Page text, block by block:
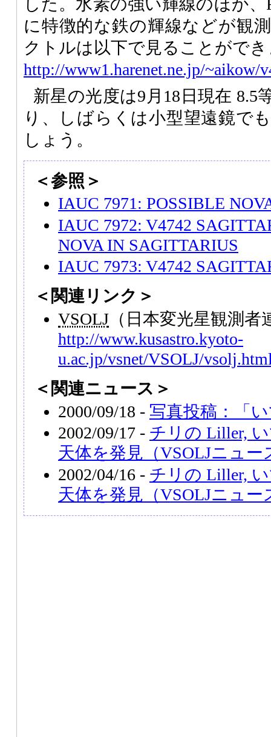
に特徴的な鉄の輝線などが観
クトルは以下で見ることがで
http://www1.harenet.ne.jp/~aikow/
新星の光度は9月18日現在 8.5
り、しばらくは小型望遠鏡で
しょう。
＜参照＞
IAUC 7971: POSSIBLE
IAUC 7972: V4742
NOVA IN SAGITTARIUS
IAUC 7973: V4742
＜関連リンク＞
VSOLJ （日本変光星観測者
http://www.kusastro.kyoto-
u.ac.jp/vsnet/VSOLJ/
＜関連ニュース＞
2000/09/18 - 写真投稿：「
2002/09/17 - チリの Liller,
天体を発見（VSOLJニュー
2002/04/16 - チリの Liller,
天体を発見（VSOLJニュー